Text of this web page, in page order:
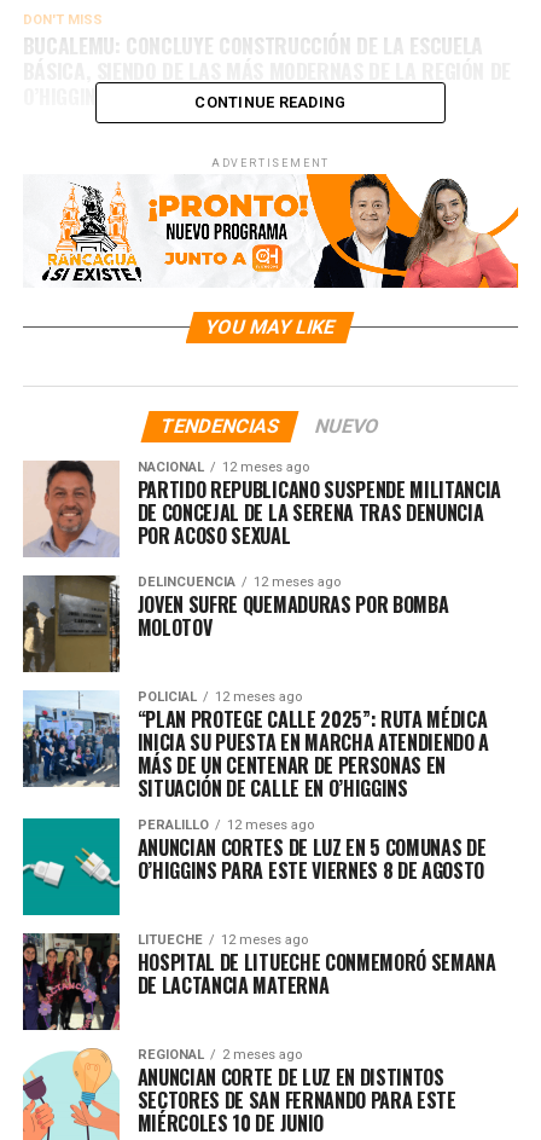
DON'T MISS
BUCALEMU: CONCLUYE CONSTRUCCIÓN DE LA ESCUELA
O’HIGGINS
CONTINUE READING
ADVERTISEMENT
YOU MAY LIKE
TENDENCIAS NUEVO
NACIONAL 12 meses ago
PARTIDO REPUBLICANO SUSPENDE MILITANCIA
DE CONCEJAL DE LA SERENA TRAS DENUNCIA
POR ACOSO SEXUAL
DELINCUENCIA 12 meses ago
JOVEN SUFRE QUEMADURAS POR BOMBA
MOLOTOV
POLICIAL 12 meses ago
“PLAN PROTEGE CALLE 2025”: RUTA MÉDICA
INICIA SU PUESTA EN MARCHA ATENDIENDO A
MÁS DE UN CENTENAR DE PERSONAS EN
SITUACIÓN DE CALLE EN O’HIGGINS
PERALILLO 12 meses ago
ANUNCIAN CORTES DE LUZ EN 5 COMUNAS DE
O’HIGGINS PARA ESTE VIERNES 8 DE AGOSTO
LITUECHE 12 meses ago
HOSPITAL DE LITUECHE CONMEMORÓ SEMANA
DE LACTANCIA MATERNA
REGIONAL 2 meses ago
ANUNCIAN CORTE DE LUZ EN DISTINTOS
SECTORES DE SAN FERNANDO PARA ESTE
MIÉRCOLES 10 DE JUNIO